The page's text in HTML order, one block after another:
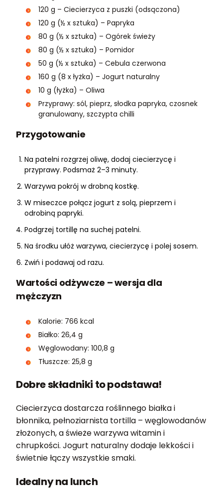
120 g – Ciecierzyca z puszki (odsączona)
120 g (½ x sztuka) – Papryka
80 g (½ x sztuka) – Ogórek świeży
80 g (½ x sztuka) – Pomidor
50 g (½ x sztuka) – Cebula czerwona
160 g (8 x łyżka) – Jogurt naturalny
10 g (łyżka) – Oliwa
Przyprawy: sól, pieprz, słodka papryka, czosnek
granulowany, szczypta chilli
Przygotowanie
Na patelni rozgrzej oliwę, dodaj ciecierzycę i
przyprawy. Podsmaż 2–3 minuty.
Warzywa pokrój w drobną kostkę.
W miseczce połącz jogurt z solą, pieprzem i
odrobiną papryki.
Podgrzej tortillę na suchej patelni.
Na środku ułóż warzywa, ciecierzycę i polej sosem.
Zwiń i podawaj od razu.
Wartości odżywcze – wersja dla
mężczyzn
Kalorie: 766 kcal
Białko: 26,4 g
Węglowodany: 100,8 g
Tłuszcze: 25,8 g
Dobre składniki to podstawa!
Ciecierzyca dostarcza roślinnego białka i
błonnika, pełnoziarnista tortilla – węglowodanów
złożonych, a świeże warzywa witamin i
chrupkości. Jogurt naturalny dodaje lekkości i
świetnie łączy wszystkie smaki.
Idealny na lunch